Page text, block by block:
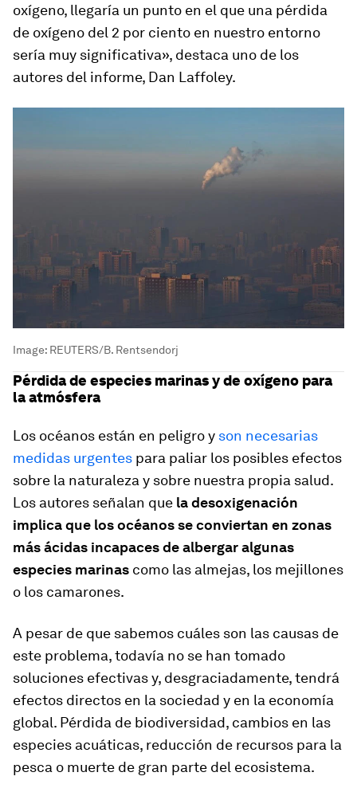
oxígeno, llegaría un punto en el que una pérdida
de oxígeno del 2 por ciento en nuestro entorno
sería muy significativa», destaca uno de los
autores del informe, Dan Laffoley.
Image: REUTERS/B. Rentsendorj
Pérdida de especies marinas y de oxígeno para
la atmósfera
Los océanos están en peligro y son necesarias
medidas urgentes para paliar los posibles efectos
sobre la naturaleza y sobre nuestra propia salud.
Los autores señalan que la desoxigenación
implica que los océanos se conviertan en zonas
más ácidas incapaces de albergar algunas
especies marinas como las almejas, los mejillones
o los camarones.
A pesar de que sabemos cuáles son las causas de
este problema, todavía no se han tomado
soluciones efectivas y, desgraciadamente, tendrá
efectos directos en la sociedad y en la economía
global. Pérdida de biodiversidad, cambios en las
especies acuáticas, reducción de recursos para la
pesca o muerte de gran parte del ecosistema.